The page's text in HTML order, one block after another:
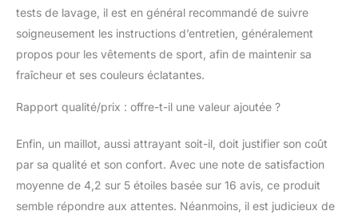
tests de lavage, il est en général recommandé de suivre
soigneusement les instructions d’entretien, généralement
propos pour les vêtements de sport, afin de maintenir sa
fraîcheur et ses couleurs éclatantes.
Rapport qualité/prix : offre-t-il une valeur ajoutée ?
Enfin, un maillot, aussi attrayant soit-il, doit justifier son coût
par sa qualité et son confort. Avec une note de satisfaction
moyenne de 4,2 sur 5 étoiles basée sur 16 avis, ce produit
semble répondre aux attentes. Néanmoins, il est judicieux de